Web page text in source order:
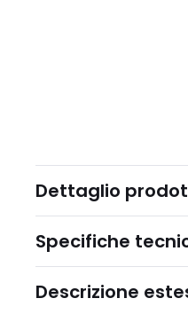
Dettaglio
Specifiche
Descrizione